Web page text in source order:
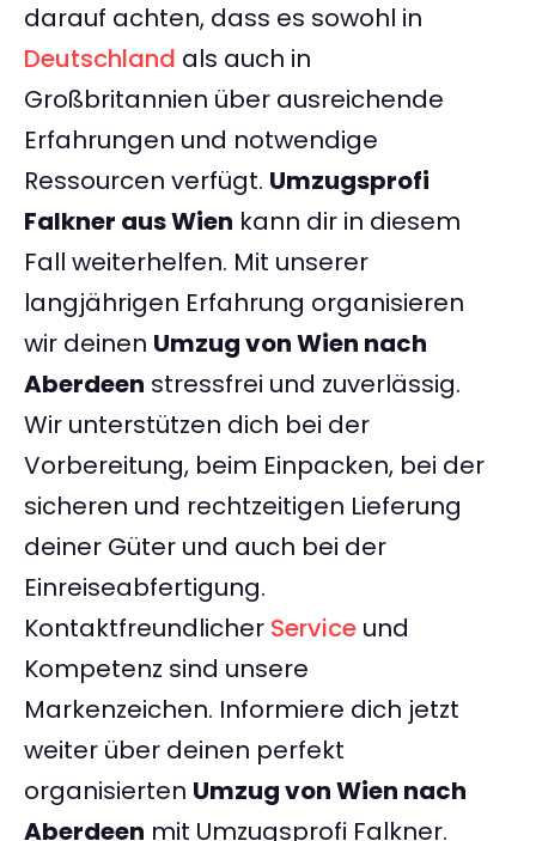
darauf achten, dass es sowohl in
Deutschland als auch in
Großbritannien über ausreichende
Erfahrungen und notwendige
Ressourcen verfügt. Umzugsprofi
Falkner aus Wien kann dir in diesem
Fall weiterhelfen. Mit unserer
langjährigen Erfahrung organisieren
wir deinen Umzug von Wien nach
Aberdeen stressfrei und zuverlässig.
Wir unterstützen dich bei der
Vorbereitung, beim Einpacken, bei der
sicheren und rechtzeitigen Lieferung
deiner Güter und auch bei der
Einreiseabfertigung.
Kontaktfreundlicher Service und
Kompetenz sind unsere
Markenzeichen. Informiere dich jetzt
weiter über deinen perfekt
organisierten Umzug von Wien nach
Aberdeen mit Umzugsprofi Falkner.